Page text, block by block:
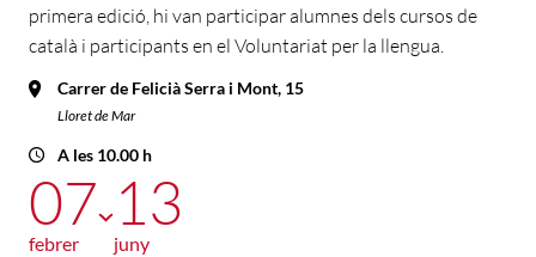
primera edició, hi van participar alumnes dels cursos de
català i participants en el Voluntariat per la llengua.
Carrer de Felicià Serra i Mont, 15
Lloret de Mar
A les 10.00 h
07
febrer
13
juny